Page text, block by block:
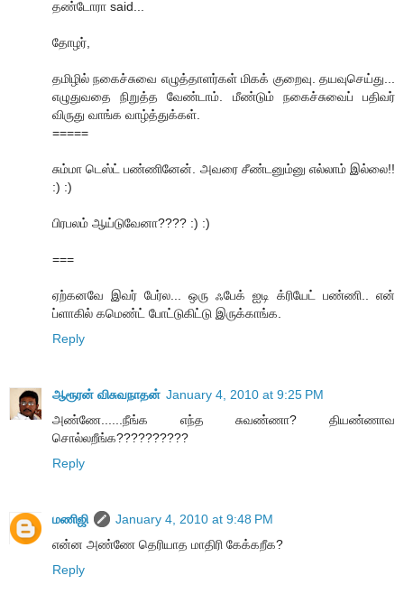
தண்டோரா said...
தோழர்,
தமிழில் நகைச்சுவை எழுத்தாளர்கள் மிகக் குறைவு. தயவுசெய்து...
எழுதுவதை நிறுத்த வேண்டாம். மீண்டும் நகைச்சுவைப் பதிவர்
விருது வாங்க வாழ்த்துக்கள்.
=====
சும்மா டெஸ்ட் பண்ணினேன். அவரை சீண்டனும்னு எல்லாம் இல்லை!!
:) :)
பிரபலம் ஆய்டுவேனா???? :) :)
===
ஏற்கனவே இவர் பேர்ல... ஒரு ஃபேக் ஐடி க்ரியேட் பண்ணி.. என்
ப்ளாகில் கமெண்ட் போட்டுகிட்டு இருக்காங்க.
Reply
ஆரூரன் விசுவநாதன் January 4, 2010 at 9:25 PM
அண்ணே......நீங்க எந்த சுவண்ணா? தியண்ணாவ
சொல்லறீங்க??????????
Reply
மணிஜி
January 4, 2010 at 9:48 PM
என்ன அண்ணே தெரியாத மாதிரி கேக்கறீக?
Reply